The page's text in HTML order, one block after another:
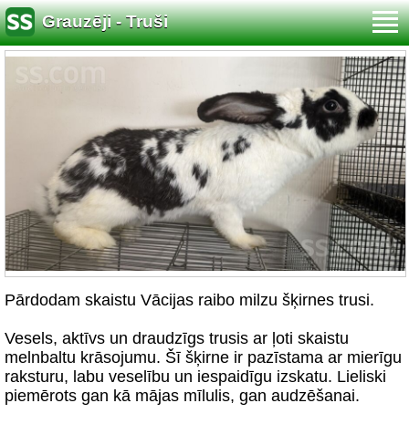
Grauzēji - Truši
Pārdodam skaistu Vācijas raibo milzu šķirnes trusi.
Vesels, aktīvs un draudzīgs trusis ar ļoti skaistu
melnbaltu krāsojumu. Šī šķirne ir pazīstama ar mierīgu
raksturu, labu veselību un iespaidīgu izskatu. Lieliski
piemērots gan kā mājas mīlulis, gan audzēšanai.